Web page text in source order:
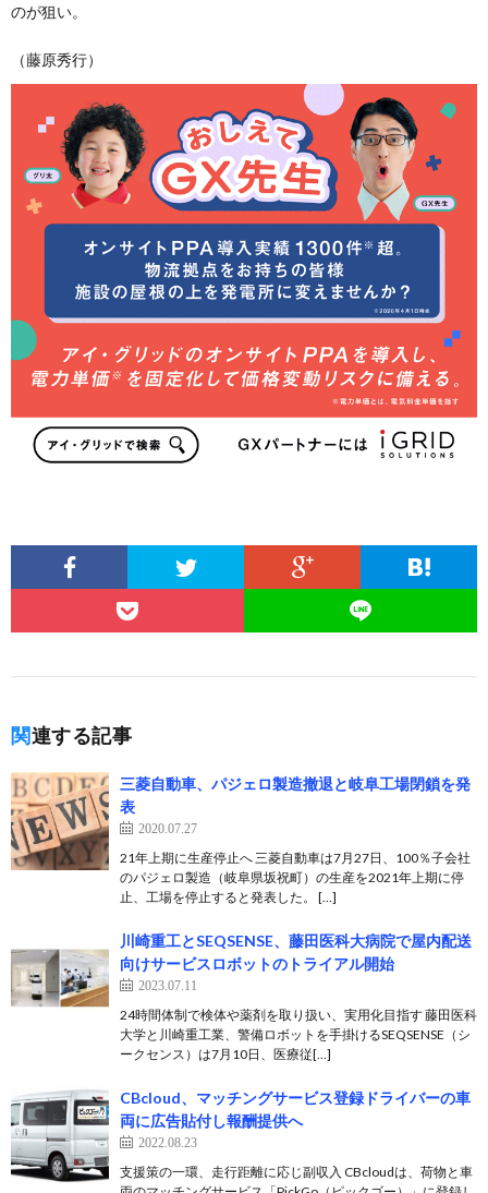
のが狙い。
（藤原秀行）
関連する記事
三菱自動車、パジェロ製造撤退と岐阜工場閉鎖を発
表
2020.07.27
21年上期に生産停止へ 三菱自動車は7月27日、100％子会社
のパジェロ製造（岐阜県坂祝町）の生産を2021年上期に停
止、工場を停止すると発表した。 […]
川崎重工とSEQSENSE、藤田医科大病院で屋内配送
向けサービスロボットのトライアル開始
2023.07.11
24時間体制で検体や薬剤を取り扱い、実用化目指す 藤田医科
大学と川崎重工業、警備ロボットを手掛けるSEQSENSE（シ
ークセンス）は7月10日、医療従[…]
CBcloud、マッチングサービス登録ドライバーの車
両に広告貼付し報酬提供へ
2022.08.23
支援策の一環、走行距離に応じ副収入 CBcloudは、荷物と車